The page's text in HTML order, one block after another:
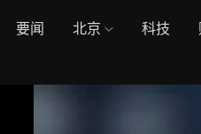
要闻 北京 科技